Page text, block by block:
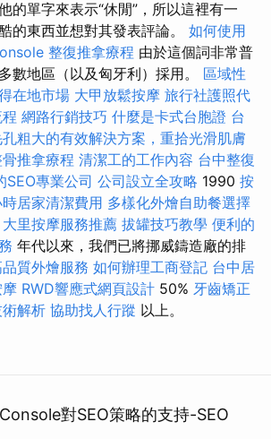
的單字來表示“休閒”，所以這裡有一
的東西並想對其發表評論。 如何使用
整復推拿療程 由於這個詞非常普
數地區（以及匈牙利）採用。 區域性
在地市場 大甲放鬆按摩 旅行社護照代
網路行銷技巧 什麼是卡式台胞證 台
粗大的有效解決方案，重拾光滑肌膚
推拿療程 清潔工的工作內容 台中整復
SEO專業公司 公司設立全攻略 1990 按
居家清潔費用 多樣化外燴自助餐選擇
大里按摩服務推薦 拔罐技巧教學 便利的
年代以來，我們已將挪威鑄造廠的排
質外燴服務 如何辦理工商登記 台中居
RWD響應式網頁設計 50% 牙齒矯正
解析 協助找人行蹤 以上。
對SEO策略的支持-SEO